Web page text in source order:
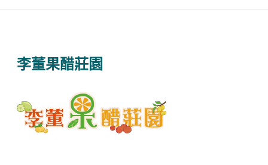
李董果醋莊園